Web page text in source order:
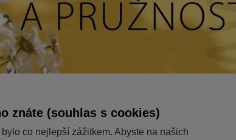
znáte (souhlas s cookies)
co nejlepší zážitkem. Abyste na našich